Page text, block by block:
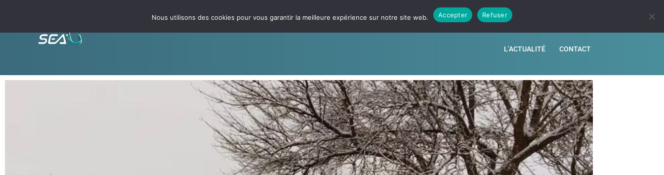
L’ACTUALITÉ CONTACT
Nous utilisons des cookies pour vous garantir la meilleure expérience sur notre site web. Accepter Refuser